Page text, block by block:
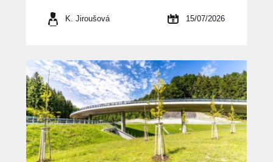
K. Jiroušová 15/07/2026